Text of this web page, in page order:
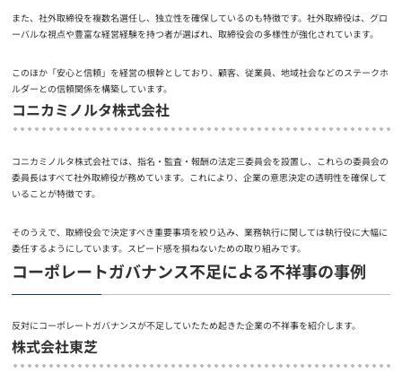
また、社外取締役を複数名選任し、独立性を確保しているのも特徴です。社外取締役は、グロ
ーバルな視点や豊富な経営経験を持つ者が選ばれ、取締役会の多様性が強化されています。
このほか「安心と信頼」を経営の根幹としており、顧客、従業員、地域社会などのステークホ
ルダーとの信頼関係を構築しています。
コニカミノルタ株式会社
コニカミノルタ株式会社では、指名・監査・報酬の法定三委員会を設置し、これらの委員会の
委員長はすべて社外取締役が務めています。これにより、企業の意思決定の透明性を確保して
いることが特徴です。
そのうえで、取締役会で決定すべき重要事項を絞り込み、業務執行に関しては執行役に大幅に
委任するようにしています。スピード感を損ねないための取り組みです。
コーポレートガバナンス不足による不祥事の事例
反対にコーポレートガバナンスが不足していたため起きた企業の不祥事を紹介します。
株式会社東芝